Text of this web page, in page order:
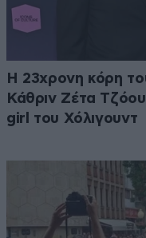
Η 23χρονη κόρη
Κάθριν Ζέτα
girl του Χόλιγουντ